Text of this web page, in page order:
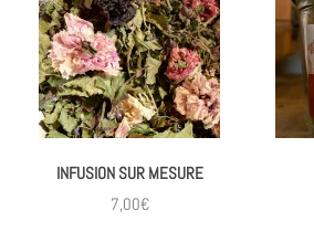
INFUSION SUR MESURE
7,00€